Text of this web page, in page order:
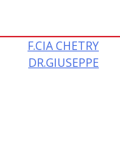
F.CIA CHETRY
DR.GIUSEPPE